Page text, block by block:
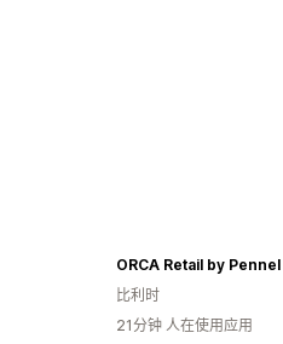
比利时
21分钟 人在使用应用